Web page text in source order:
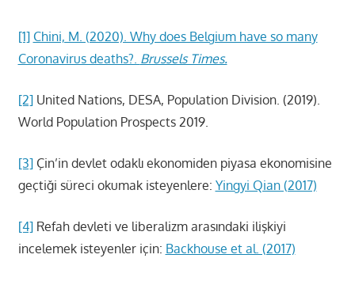
[1] Chini, M. (2020). Why does Belgium have so many
Coronavirus deaths?. Brussels Times.
[2]United Nations, DESA, Population Division. (2019).
World Population Prospects 2019.
[3]Çin’in devlet odaklı ekonomiden piyasa ekonomisine
geçtiği süreci okumak isteyenlere: Yingyi Qian (2017)
[4]Refah devleti ve liberalizm arasındaki ilişkiyi
incelemek isteyenler için: Backhouse et al. (2017)